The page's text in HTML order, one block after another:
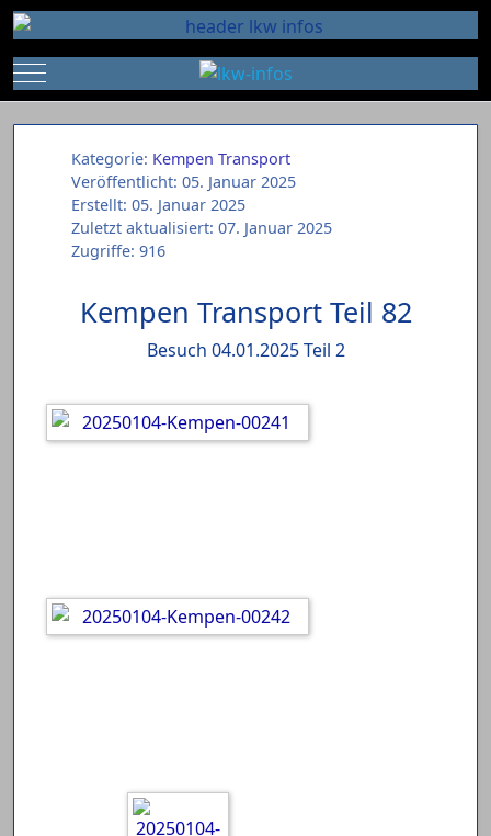
Mobile Menu Toggle
Kategorie: Kempen Transport
Veröffentlicht: 05. Januar 2025
Erstellt: 05. Januar 2025
Zuletzt aktualisiert: 07. Januar 2025
Zugriffe: 916
Kempen Transport Teil 82
Besuch 04.01.2025 Teil 2